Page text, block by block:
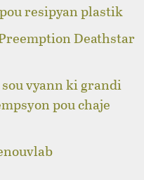
pou resipyan plastik
Deathstar
sou vyann ki grandi
pou chaje